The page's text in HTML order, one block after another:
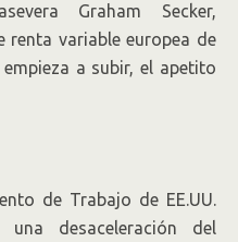
Graham Secker,
renta variable europea de
a subir, el apetito
de Trabajo de EE.UU.
desaceleración del